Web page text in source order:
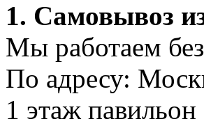
1. Самовывоз
Мы работаем
По адресу:
1 этаж